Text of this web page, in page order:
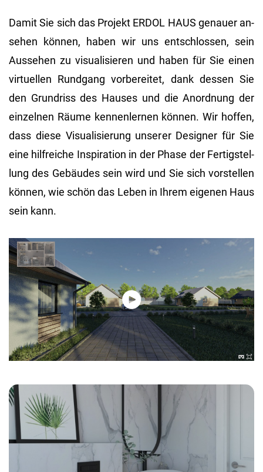
Damit Sie sich das Pro­jekt ERDOL HAUS ge­nau­er an­
se­hen kön­nen, haben wir uns ent­schlos­sen, sein
Aus­se­hen zu vi­sua­li­sie­ren und haben für Sie einen
vir­tu­el­len Rund­gang vor­be­rei­tet, dank des­sen Sie
den Grund­riss des Hau­ses und die An­ord­nung der
ein­zel­nen Räume ken­nen­ler­nen kön­nen. Wir hof­fen,
dass diese Vi­sua­li­sie­rung un­se­rer De­si­gner für Sie
eine hilf­rei­che In­spi­ra­ti­on in der Phase der Fer­tig­stel­
lung des Ge­bäu­des sein wird und Sie sich vor­stel­len
kön­nen, wie schön das Leben in Ihrem ei­ge­nen Haus
sein kann.